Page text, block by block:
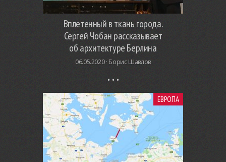
Вплетенный в ткань города.
Сергей Чобан рассказывает
об архитектуре Берлина
06.05.2020 · Борис Шавлов
ЕВРОПА